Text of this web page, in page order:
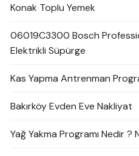
Konak Toplu Yemek
06019C3300 Bosch
Elektrikli Süpürge
Kas Yapma Antrenman
Bakırköy Evden Eve Nakliyat
Yağ Yakma Programı Nedir ?